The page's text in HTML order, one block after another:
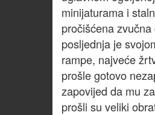
minijaturama i
pročišćena
posljednja je
rampe, najveće
prošle gotovo
zapovijed da mu
prošli su veliki